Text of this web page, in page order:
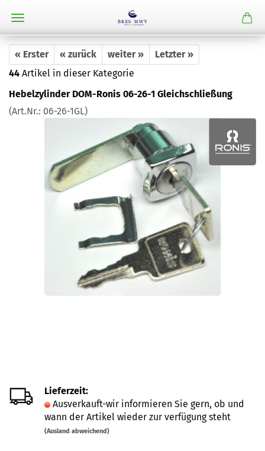
« Erster « zurück weiter »
Letzter »
44 Artikel in dieser Kategorie
Hebelzylinder DOM-Ronis 06-26-1 Gleichschließung
(Art.Nr.: 06-26-1GL)
Lieferzeit:
Ausverkauft-wir informieren Sie gern, ob und
wann der Artikel wieder zur verfügung steht
(Ausland abweichend)